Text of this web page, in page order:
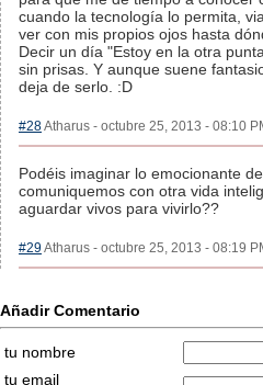
cuando la tecnología lo permita,
ver con mis propios ojos hasta
Decir un día "Estoy en la otra
sin prisas. Y aunque suene
deja de serlo. :D
#28Atharus - octubre 25, 2013 - 08:10
Podéis imaginar lo emocionante
comuniquemos con otra vida
aguardar vivos para vivirlo??
#29Atharus - octubre 25, 2013 - 08:19
Añadir Comentario
tu nombre
tu email